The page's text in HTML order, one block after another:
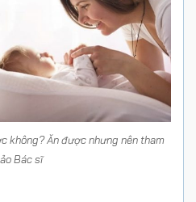
không? Ăn được nhưng nên tham
Bác sĩ